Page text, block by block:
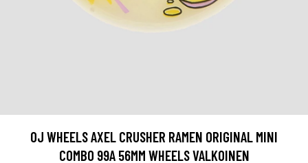
OJ WHEELS AXEL CRUSHER RAMEN ORIGINAL MINI
COMBO 99A 56MM WHEELS VALKOINEN